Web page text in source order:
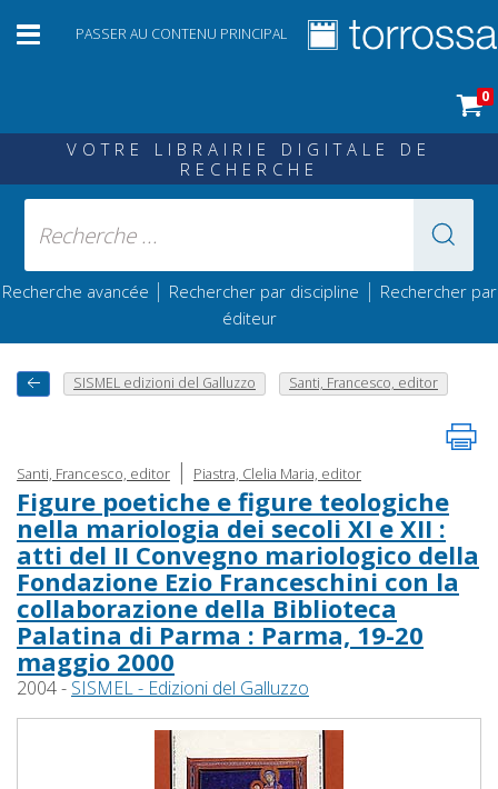
PASSER AU CONTENU PRINCIPAL
0
VOTRE LIBRAIRIE DIGITALE DE
RECHERCHE
Recherche avancée | Rechercher par discipline | Rechercher par
éditeur
SISMEL edizioni del Galluzzo Santi, Francesco, editor
Santi, Francesco, editor | Piastra, Clelia Maria, editor
Figure poetiche e figure teologiche
nella mariologia dei secoli XI e XII :
atti del II Convegno mariologico della
Fondazione Ezio Franceschini con la
collaborazione della Biblioteca
Palatina di Parma : Parma, 19-20
maggio 2000
2004 - SISMEL - Edizioni del Galluzzo